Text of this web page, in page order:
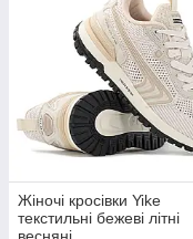
Жіночі кросівки Yike
текстильні бежеві літні